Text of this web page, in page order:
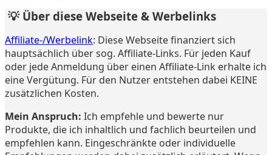
💡 Über diese Webseite & Werbelinks
Affiliate-/Werbelink: Diese Webseite finanziert sich
hauptsächlich über sog. Affiliate-Links. Für jeden Kauf
oder jede Anmeldung über einen Affiliate-Link erhalte ich
eine Vergütung. Für den Nutzer entstehen dabei KEINE
zusätzlichen Kosten.
Mein Anspruch: Ich empfehle und bewerte nur
Produkte, die ich inhaltlich und fachlich beurteilen und
empfehlen kann. Eingeschränkte oder individuelle